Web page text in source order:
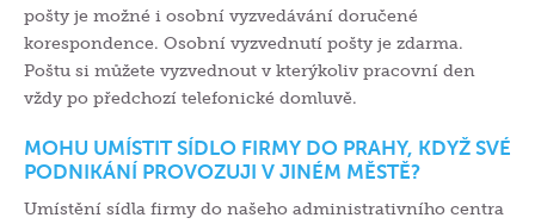
pošty je možné i osobní vyzvedávání doručené
korespondence. Osobní vyzvednutí pošty je zdarma.
Poštu si můžete vyzvednout v kterýkoliv pracovní den
vždy po předchozí telefonické domluvě.
MOHU UMÍSTIT SÍDLO FIRMY DO PRAHY, KDYŽ SVÉ
PODNIKÁNÍ PROVOZUJI V JINÉM MĚSTĚ?
Umístění sídla firmy do našeho administrativního centra